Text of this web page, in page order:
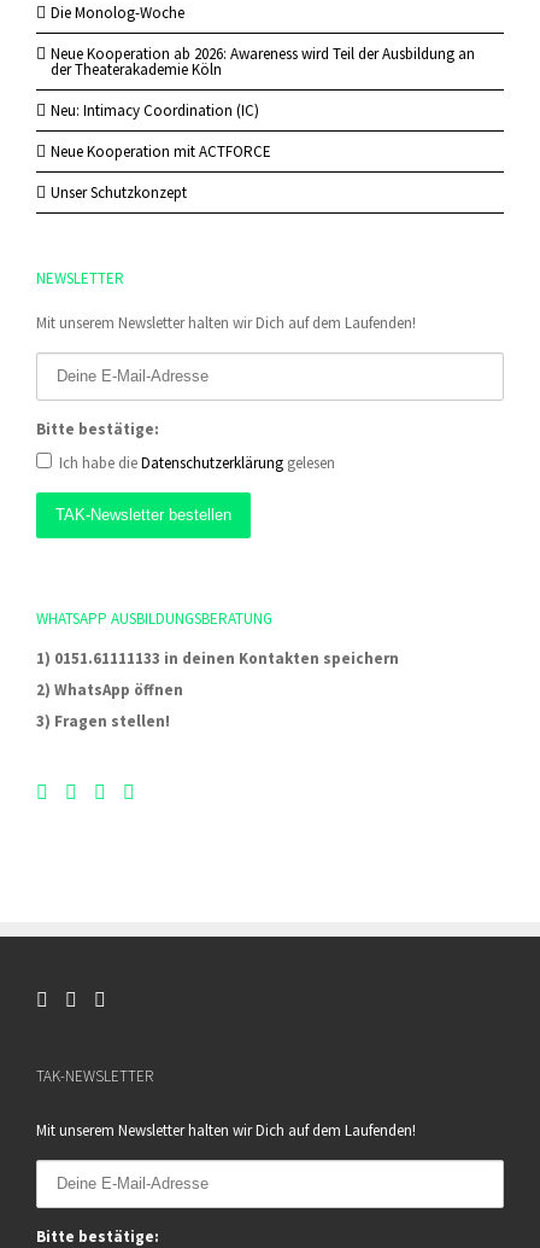
Die Monolog-Woche
Neue Kooperation ab 2026: Awareness wird Teil der Ausbildung an
der Theaterakademie Köln
Neu: Intimacy Coordination (IC)
Neue Kooperation mit ACTFORCE
Unser Schutzkonzept
NEWSLETTER
Mit unserem Newsletter halten wir Dich auf dem Laufenden!
Bitte bestätige:
Ich habe dieDatenschutzerklärung gelesen
WHATSAPP AUSBILDUNGSBERATUNG
1) 0151.61111133 in deinen Kontakten speichern
2) WhatsApp öffnen
3) Fragen stellen!
TAK-NEWSLETTER
Mit unserem Newsletter halten wir Dich auf dem Laufenden!
Bitte bestätige: